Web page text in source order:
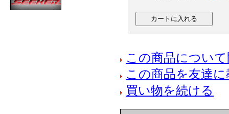
この商品につい
この商品を友達
買い物を続ける